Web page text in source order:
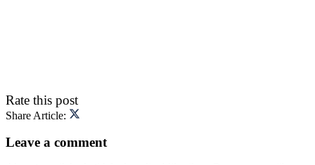
Rate this post
Share Article:
Leave a comment